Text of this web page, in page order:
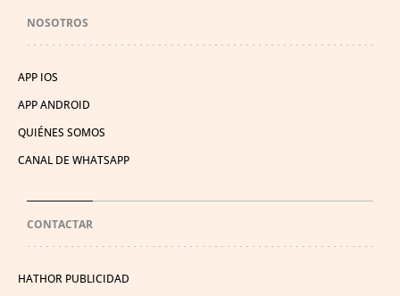
NOSOTROS
APP IOS
APP ANDROID
QUIÉNES SOMOS
CANAL DE WHATSAPP
CONTACTAR
HATHOR PUBLICIDAD